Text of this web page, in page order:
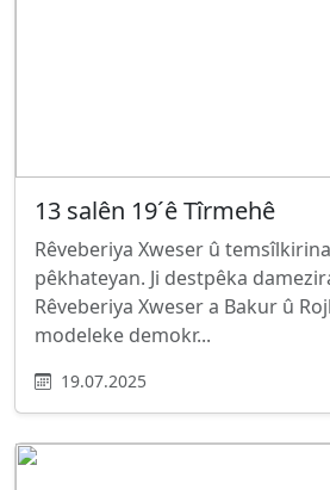
13 salên 19ˊê Tîrmehê
Rêveberiya Xweser û
pêkhateyan. Ji destpêka
Rêveberiya Xweser a Bakur û
modeleke demokr...
19.07.2025